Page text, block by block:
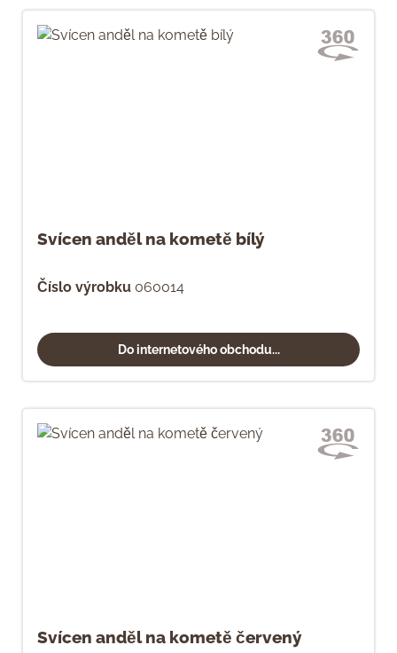
Svícen anděl na kometě bílý
Číslo výrobku 060014
Do internetového obchodu...
Svícen anděl na kometě červený